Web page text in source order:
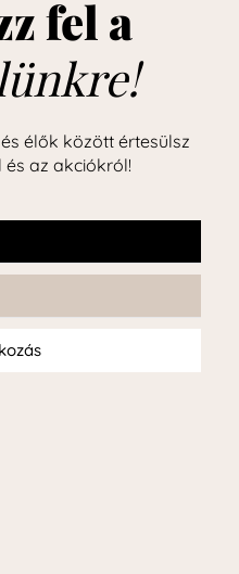
fel a
élők között értesülsz
az akciókról!